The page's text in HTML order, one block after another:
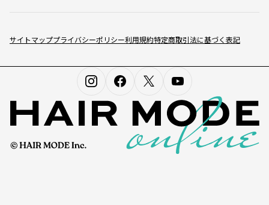
サイトマッププライバシーポリシー利用規約特定商取引法に基づく表記